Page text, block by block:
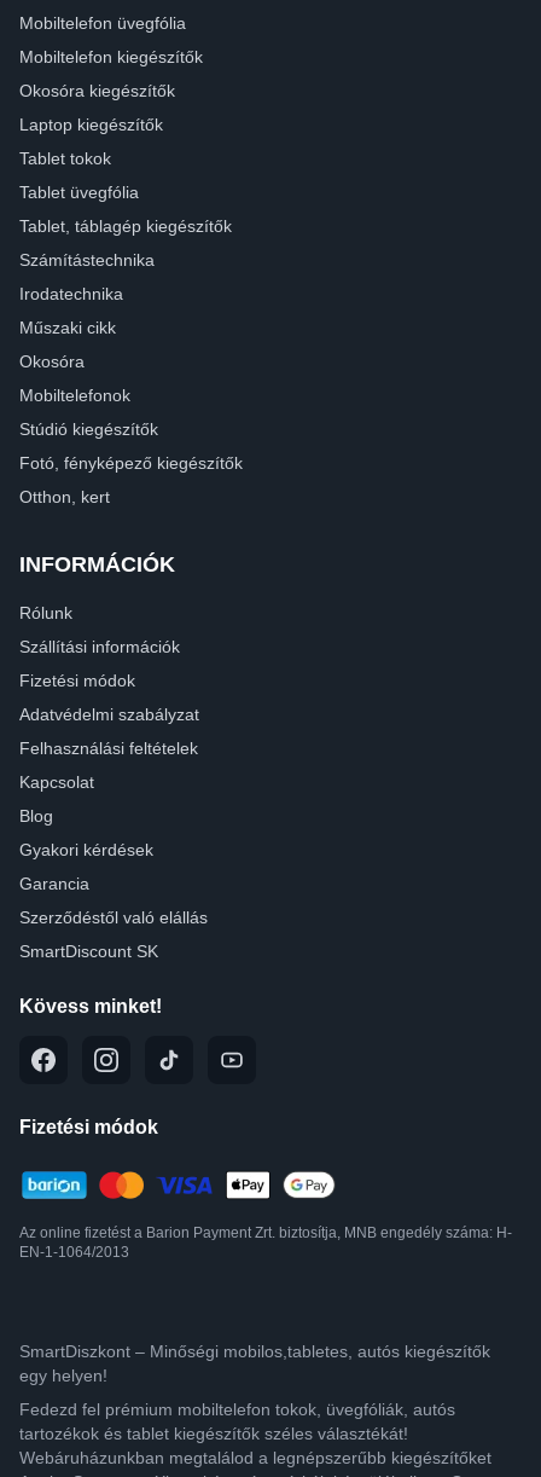
Mobiltelefon üvegfólia
Mobiltelefon kiegészítők
Okosóra kiegészítők
Laptop kiegészítők
Tablet tokok
Tablet üvegfólia
Tablet, táblagép kiegészítők
Számítástechnika
Irodatechnika
Műszaki cikk
Okosóra
Mobiltelefonok
Stúdió kiegészítők
Fotó, fényképező kiegészítők
Otthon, kert
INFORMÁCIÓK
Rólunk
Szállítási információk
Fizetési módok
Adatvédelmi szabályzat
Felhasználási feltételek
Kapcsolat
Blog
Gyakori kérdések
Garancia
Szerződéstől való elállás
SmartDiscount SK
Kövess minket!
Fizetési módok
Az online fizetést a Barion Payment Zrt. biztosítja, MNB engedély száma: H-
EN-1-1064/2013
SmartDiszkont – Minőségi mobilos,tabletes, autós kiegészítők
egy helyen!
Fedezd fel prémium mobiltelefon tokok, üvegfóliák, autós
tartozékok és tablet kiegészítők széles választékát!
Webáruházunkban megtalálod a legnépszerűbb kiegészítőket